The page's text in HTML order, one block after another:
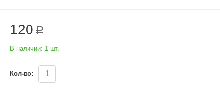
120 Р
В наличии: 1 шт.
Кол-во: